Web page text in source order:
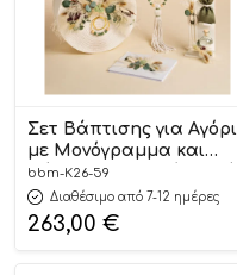
Σετ Βάπτισης για Αγόρι
με Μονόγραμμα και
Ξύλινο Στρογγυλό Κουτί
8τμχ K26.59 SS 2026 |
Baby Bloom
bbm-K26-59
Διαθέσιμο από 7-12 ημέρες
263,00 €